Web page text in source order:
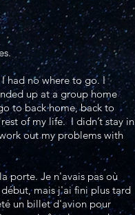
had no where to go. I
up at a group home
to back home, back to
of my life. I didn’t stay in
out my problems with
porte. Je n'avais pas où
début, mais j'ai fini plus tard
un billet d'avion pour